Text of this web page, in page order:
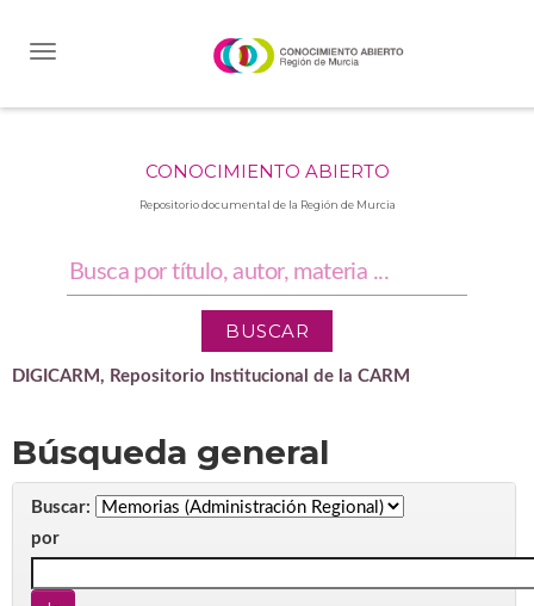
CONOCIMIENTO ABIERTO
Repositorio documental de la Región de Murcia
DIGICARM, Repositorio Institucional de la CARM
Búsqueda general
Buscar:
por